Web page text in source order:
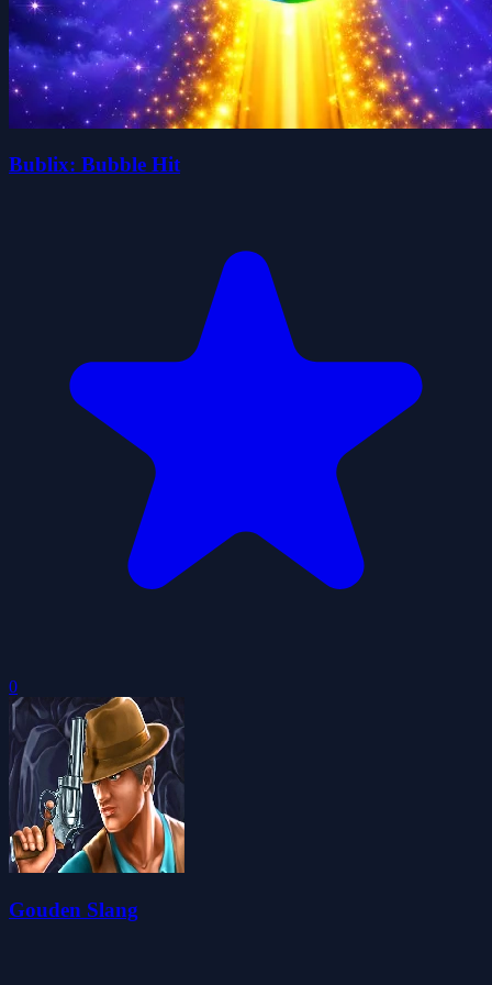
Bublix: Bubble Hit
0
Gouden Slang